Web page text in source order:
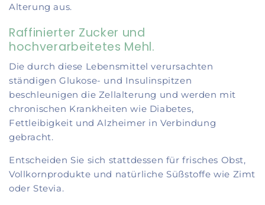
Alterung aus.
Raffinierter Zucker und
hochverarbeitetes Mehl.
Die durch diese Lebensmittel verursachten
ständigen Glukose- und Insulinspitzen
beschleunigen die Zellalterung und werden mit
chronischen Krankheiten wie Diabetes,
Fettleibigkeit und Alzheimer in Verbindung
gebracht.
Entscheiden Sie sich stattdessen für frisches Obst,
Vollkornprodukte und natürliche Süßstoffe wie Zimt
oder Stevia.